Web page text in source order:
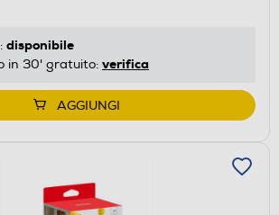
disponibile
in 30' gratuito: verifica
AGGIUNGI